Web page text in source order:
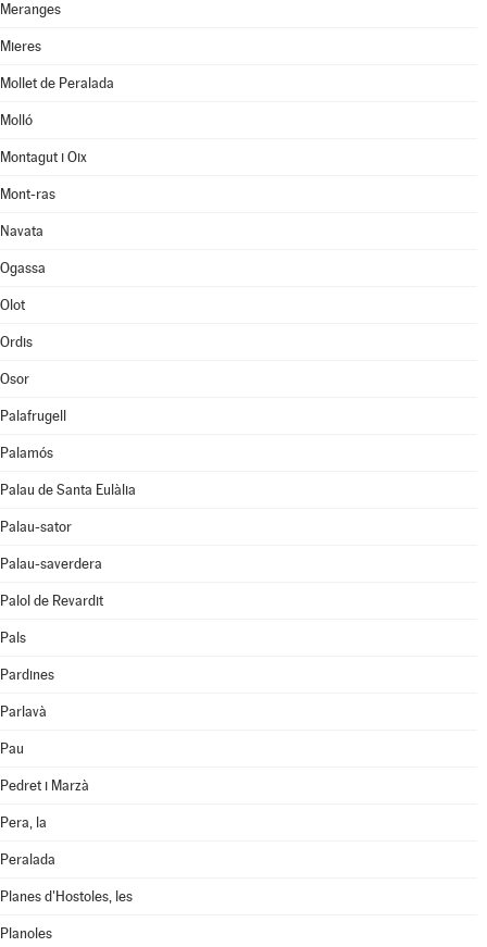
Meranges
Mieres
Mollet de Peralada
Molló
Montagut i Oix
Mont-ras
Navata
Ogassa
Olot
Ordis
Osor
Palafrugell
Palamós
Palau de Santa Eulàlia
Palau-sator
Palau-saverdera
Palol de Revardit
Pals
Pardines
Parlavà
Pau
Pedret i Marzà
Pera, la
Peralada
Planes d'Hostoles, les
Planoles